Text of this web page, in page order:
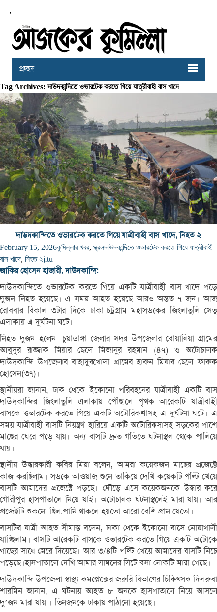
,
প্রচ্ছদ
Tag Archives: দাউদকান্দিতে ওভারটেক করতে গিয়ে যাত্রীবাহী বাস খাদে
দাউদকান্দিতে ওভারটেক করতে গিয়ে যাত্রীবাহী বাস খাদে, নিহত ২
February 15, 2026কুমিল্লার খবর,স্ক্রলদাউদকান্দিতে ওভারটেক করতে গিয়ে যাত্রীবাহী
বাস খাদে, নিহত ২jitu
জাকির হোসেন হাজারী, দাউদকান্দি:
দাউদকান্দিতে ওভারটেক করতে গিয়ে একটি যাত্রীবাহী বাস খাদে পড়ে
দুজন নিহত হয়েছে। এ সময় আহত হয়েছে আরও অন্তত ৭ জন। আজ
রোববার বিকাল ৩টার দিকে ঢাকা-চট্রগ্রাম মহাসড়কের জিংলাতুলি সেতু
এলাকায় এ দুর্ঘটনা ঘটে।
নিহত দুজন হলেন- চুয়াডাঙ্গা জেলার সদর উপজেলার বোয়ালিয়া গ্রামের
আবুদুর রাজ্জাক মিয়ার ছেলে মিজানুর রহমান (৪৭) ও অটোচালক
দাউদকান্দি উপজেলার বাহাদুরখোলা গ্রামের হারুন মিয়ার ছেলে ফারুক
হোসেন(৩৭)।
স্থানীয়রা জানান, ঢাক থেকে ইকোনো পরিবহনের যাত্রীবাহী একটি বাস
দাউদকান্দির জিংলাতুলি এলাকায় পৌঁছালে পৃথক আরেকটি যাত্রীবাহী
বাসকে ওভারটেক করতে গিয়ে একটি অটোরিকশাসহ এ দুর্ঘটনা ঘটে। এ
সময় যাত্রীবাহী বাসটি নিয়ন্ত্রণ হারিয়ে একটি অটোরিকসাসহ সড়কের পাশে
মাছের ঘেরে পড়ে যায়। অন্য বাসটি দ্রুত গতিতে ঘটনাস্থল থেকে পালিয়ে
যায়।
স্থানীয় উদ্ধারকারী কবির মিয়া বলেন, আমরা কয়েকজন মাছের প্রজেক্টে
কাজ করছিলাম। সড়কে আওয়াজ শুনে তাকিয়ে দেখি কয়েকটি পল্টি খেয়ে
বাসটি আমাদের প্রজেক্টে পড়ছে। দৌড়ে এসে কয়েকজনকে উদ্ধার করে
গৌরীপুর হাসপাতালে নিয়ে যাই। অটোচালক ঘটনাস্থলেই মারা যায়। আর
প্রজেক্টটি শুকনো ছিল,পানি থাকলে হয়তো আরো বেশি প্রান যেতো।
বাসটির যাত্রী আহত সীমান্ত বলেন, ঢাকা থেকে ইকোনো বাসে নোয়াখালী
যাচ্ছিলাম। বাসটি আরেকটি বাসকে ওভারটেক করতে গিয়ে একটি অটোকে
গাছের সাথে মেরে দিয়েছে। আর ৩/৪টি পল্টি খেয়ে আমাদের বাসটি নিচে
পড়েছে।হাসপাতালে দেখি আমার সামনের সিটে বসা লোকটি মারা গেছে।
দাউদকান্দি উপজেলা স্বাস্থ্য কমপ্লেক্সের জরুরি বিভাগের চিকিৎসক দিলরুবা
শারমিন জানান, এ ঘটনায় আহত ৮ জনকে হাসপাতালে নিয়ে আসলে
দু’জন মারা যায় । তিনজনকে ঢাকায় পাঠানো হয়েছে।